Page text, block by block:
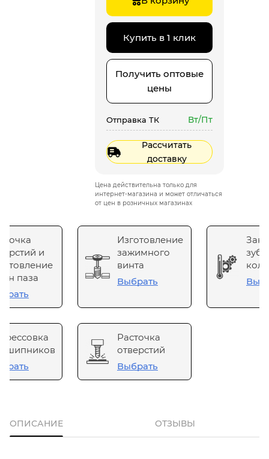
Купить в 1 клик
Получить оптовые
цены
Отправка ТК Вт/Пт
Рассчитать
доставку
Цена действительна только для
интернет-магазина и может отличаться
от цен в розничных магазинах
и
паза
Изготовление
зажимного
винта
Выбрать
Расточка
отверстий
Выбрать
ОПИСАНИЕ ОТЗЫВЫ